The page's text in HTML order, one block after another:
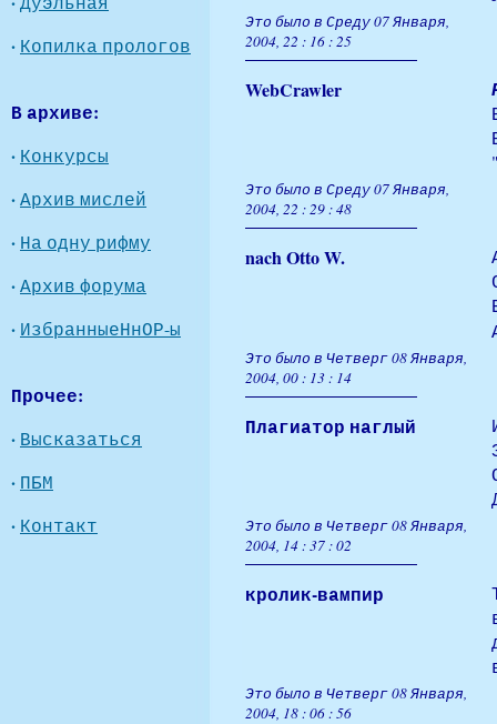
· Копилка прологов
В архиве:
· Конкурсы
·Архив мислей
· На одну рифму
·Архив форума
· ИзбранныеНнОР-ы
Прочее:
· Высказаться
· ПБМ
· Контакт
Это было в Среду 07 Января,
2004, 22 : 16 : 25
WebCrawler
Это было в Среду 07 Января,
2004, 22 : 29 : 48
nach Otto W.
Это было в Четверг 08 Января,
2004, 00 : 13 : 14
Плагиатор наглый
Это было в Четверг 08 Января,
2004, 14 : 37 : 02
кролик-вампир
Это было в Четверг 08 Января,
2004, 18 : 06 : 56